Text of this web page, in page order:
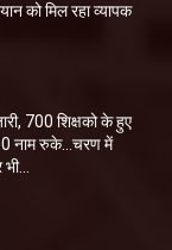
को मिल रहा व्यापक
700 शिक्षको के हुए
नाम रुके…चरण में